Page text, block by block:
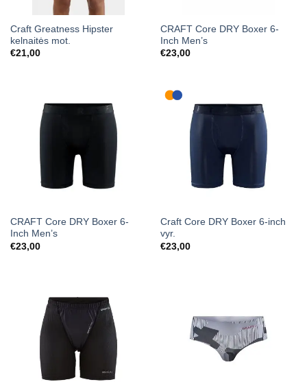
Craft Greatness Hipster
kelnaitės mot.
€21,00
CRAFT Core DRY Boxer 6-
Inch Men’s
€23,00
CRAFT Core DRY Boxer 6-
Inch Men’s
€23,00
Craft Core DRY Boxer 6-inch
vyr.
€23,00